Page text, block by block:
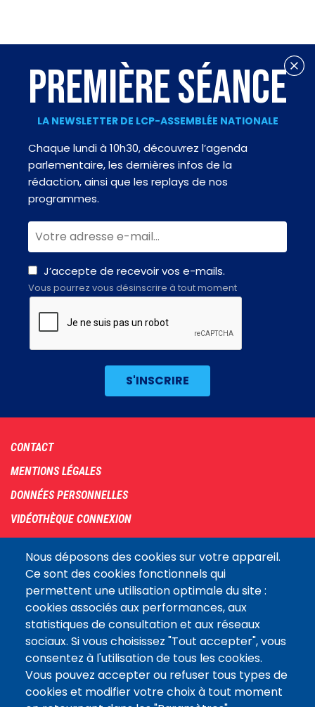
Nous déposons des cookies sur votre appareil.
Ce sont des cookies fonctionnels qui
permettent une utilisation optimale du site :
cookies associés aux performances, aux
statistiques de consultation et aux réseaux
sociaux. Si vous choisissez "Tout accepter", vous
consentez à l'utilisation de tous les cookies.
Vous pouvez accepter ou refuser tous types de
cookies et modifier votre choix à tout moment
PREMIÈRE SÉANCE
LA NEWSLETTER DE LCP-ASSEMBLÉE NATIONALE
Chaque lundi à 10h30, découvrez l’agenda
parlementaire, les dernières infos de la
rédaction, ainsi que les replays de nos
programmes.
J’accepte de recevoir vos e-mails.
Vous pourrez vous désinscrire à tout moment
Footer
menu
CONTACT
MENTIONS LÉGALES
DONNÉES PERSONNELLES
VIDÉOTHÈQUE CONNEXION
COOKIES
Assemblée
nationaleLE SITE DE L’ASSEMBLÉE NATIONALE
Suivez-nous